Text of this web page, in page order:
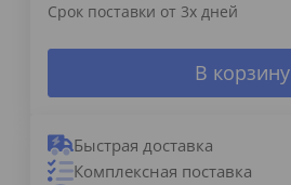
Срок поставки от 3х дней
В корзину
Быстрая доставка
Комплексная поставка